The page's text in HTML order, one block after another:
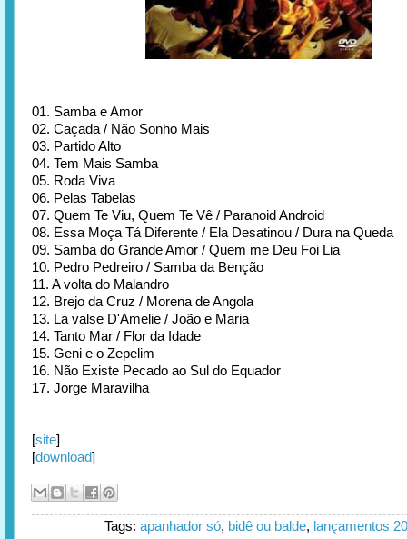
01. Samba e Amor
02. Caçada / Não Sonho Mais
03. Partido Alto
04. Tem Mais Samba
05. Roda Viva
06. Pelas Tabelas
07. Quem Te Viu, Quem Te Vê / Paranoid Android
08. Essa Moça Tá Diferente / Ela Desatinou / Dura na Queda
09. Samba do Grande Amor / Quem me Deu Foi Lia
10. Pedro Pedreiro / Samba da Benção
11. A volta do Malandro
12. Brejo da Cruz / Morena de Angola
13. La valse D'Amelie / João e Maria
14. Tanto Mar / Flor da Idade
15. Geni e o Zepelim
16. Não Existe Pecado ao Sul do Equador
17. Jorge Maravilha
[site]
[download]
Tags: apanhador só, bidê ou balde, lançamentos